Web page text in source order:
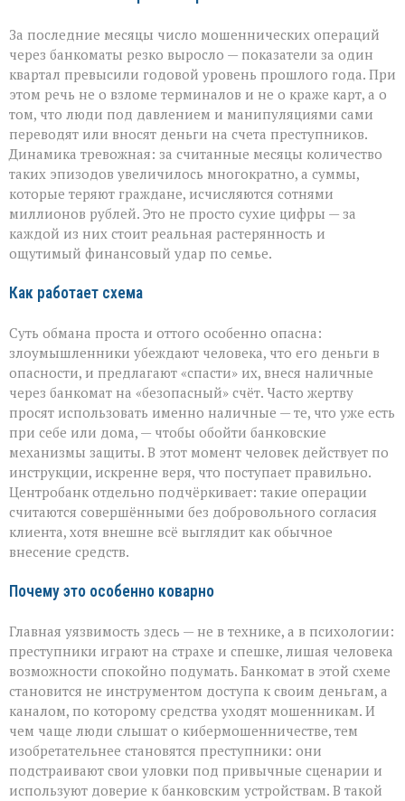
За последние месяцы число мошеннических операций
через банкоматы резко выросло — показатели за один
квартал превысили годовой уровень прошлого года. При
этом речь не о взломе терминалов и не о краже карт, а о
том, что люди под давлением и манипуляциями сами
переводят или вносят деньги на счета преступников.
Динамика тревожная: за считанные месяцы количество
таких эпизодов увеличилось многократно, а суммы,
которые теряют граждане, исчисляются сотнями
миллионов рублей. Это не просто сухие цифры — за
каждой из них стоит реальная растерянность и
ощутимый финансовый удар по семье.
Как работает схема
Суть обмана проста и оттого особенно опасна:
злоумышленники убеждают человека, что его деньги в
опасности, и предлагают «спасти» их, внеся наличные
через банкомат на «безопасный» счёт. Часто жертву
просят использовать именно наличные — те, что уже есть
при себе или дома, — чтобы обойти банковские
механизмы защиты. В этот момент человек действует по
инструкции, искренне веря, что поступает правильно.
Центробанк отдельно подчёркивает: такие операции
считаются совершёнными без добровольного согласия
клиента, хотя внешне всё выглядит как обычное
внесение средств.
Почему это особенно коварно
Главная уязвимость здесь — не в технике, а в психологии:
преступники играют на страхе и спешке, лишая человека
возможности спокойно подумать. Банкомат в этой схеме
становится не инструментом доступа к своим деньгам, а
каналом, по которому средства уходят мошенникам. И
чем чаще люди слышат о кибермошенничестве, тем
изобретательнее становятся преступники: они
подстраивают свои уловки под привычные сценарии и
используют доверие к банковским устройствам. В такой